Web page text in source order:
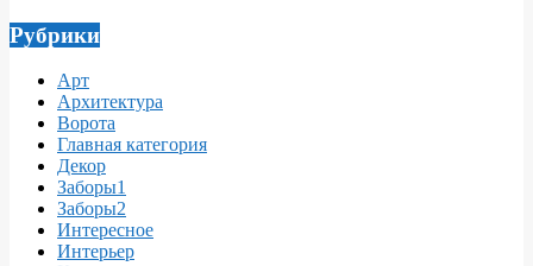
Рубрики
Арт
Архитектура
Ворота
Главная категория
Декор
Заборы1
Заборы2
Интересное
Интерьер